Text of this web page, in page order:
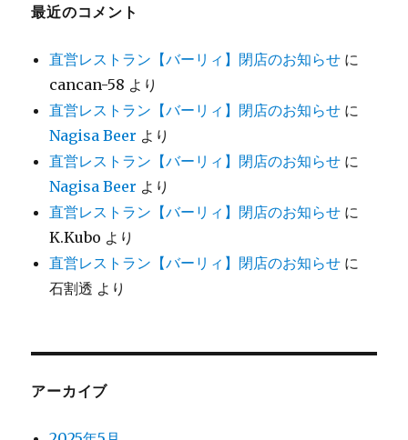
最近のコメント
直営レストラン【バーリィ】閉店のお知らせ に
cancan-58 より
直営レストラン【バーリィ】閉店のお知らせ に
Nagisa Beer より
直営レストラン【バーリィ】閉店のお知らせ に
Nagisa Beer より
直営レストラン【バーリィ】閉店のお知らせ に
K.Kubo より
直営レストラン【バーリィ】閉店のお知らせ に
石割透 より
アーカイブ